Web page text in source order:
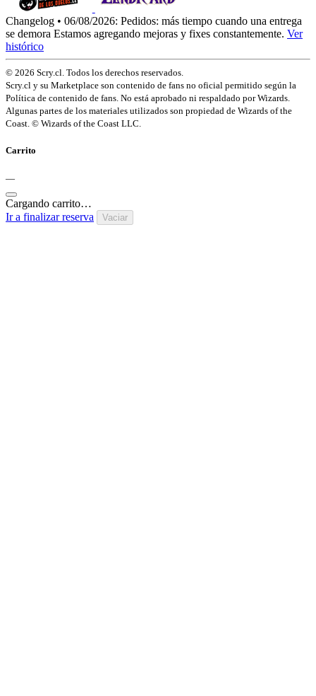
Changelog • 06/08/2026: Pedidos: más tiempo cuando una entrega
se demora Estamos agregando mejoras y fixes constantemente. Ver
histórico
© 2026 Scry.cl. Todos los derechos reservados.
Scry.cl y su Marketplace son contenido de fans no oficial permitido según la
Política de contenido de fans. No está aprobado ni respaldado por Wizards.
Algunas partes de los materiales utilizados son propiedad de Wizards of the
Coast. © Wizards of the Coast LLC.
Carrito
—
Cargando carrito…
Ir a finalizar reserva
Vaciar